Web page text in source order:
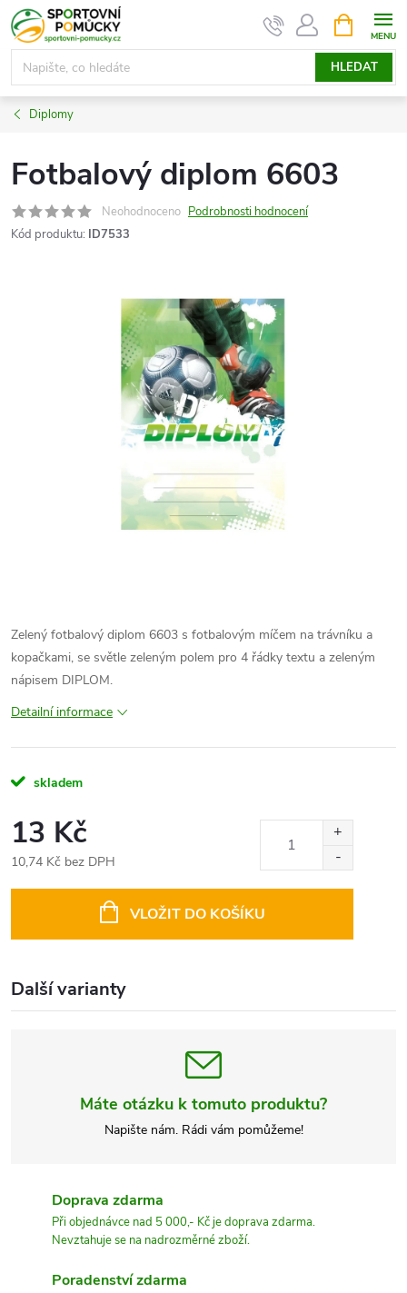
Přejít
na
obsah
HLEDAT
NÁKUPNÍ
KOŠÍK
Diplomy
Fotbalový diplom 6603
Neohodnoceno Podrobnosti hodnocení
Kód produktu: ID7533
Zelený fotbalový diplom 6603 s fotbalovým míčem na trávníku a
kopačkami, se světle zeleným polem pro 4 řádky textu a zeleným
nápisem DIPLOM.
Detailní informace
skladem
13 Kč
10,74 Kč bez DPH
VLOŽIT DO KOŠÍKU
Další varianty
Máte otázku k tomuto produktu?
Napište nám. Rádi vám pomůžeme!
Doprava zdarma
Při objednávce nad 5 000,- Kč je doprava zdarma.
Nevztahuje se na nadrozměrné zboží.
Poradenství zdarma